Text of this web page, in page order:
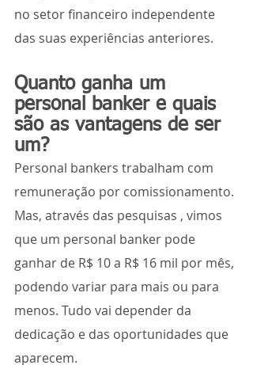
no setor financeiro independente
das suas experiências anteriores.
Quanto ganha um
personal banker e quais
são as vantagens de ser
um?
Personal bankers trabalham com
remuneração por comissionamento.
Mas, através das pesquisas , vimos
que um personal banker pode
ganhar de R$ 10 a R$ 16 mil por mês,
podendo variar para mais ou para
menos. Tudo vai depender da
dedicação e das oportunidades que
aparecem.